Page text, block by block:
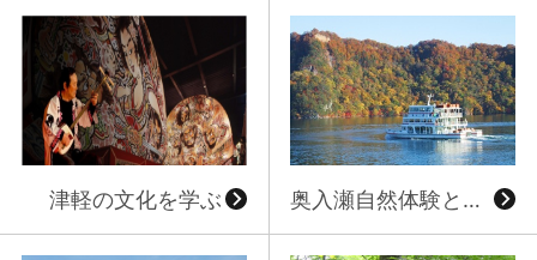
津軽の文化を学ぶ 奥入瀬自然体験と南部町農作業体験